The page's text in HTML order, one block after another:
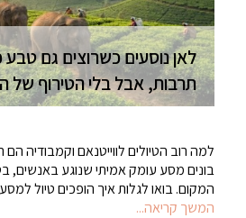
לאן נוסעים כשרוצים גם טבע
תרבות, אבל בלי הטירוף של
למה רוב הטיולים לווייטנאם וקמבודיה
בונים מסע עומק אמיתי שנוגע
המקום. בואו לגלות איך הופכים טיול
המשך קריאה...